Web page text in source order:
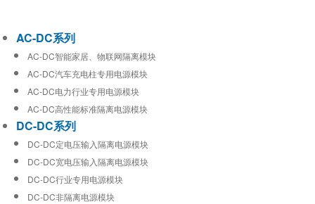
AC-DC系列
AC-DC智能家居、物联网隔离模块
AC-DC汽车充电柱专用电源模块
AC-DC电力行业专用电源模块
AC-DC高性能标准隔离电源模块
DC-DC系列
DC-DC定电压输入隔离电源模块
DC-DC宽电压输入隔离电源模块
DC-DC行业专用电源模块
DC-DC非隔离电源模块